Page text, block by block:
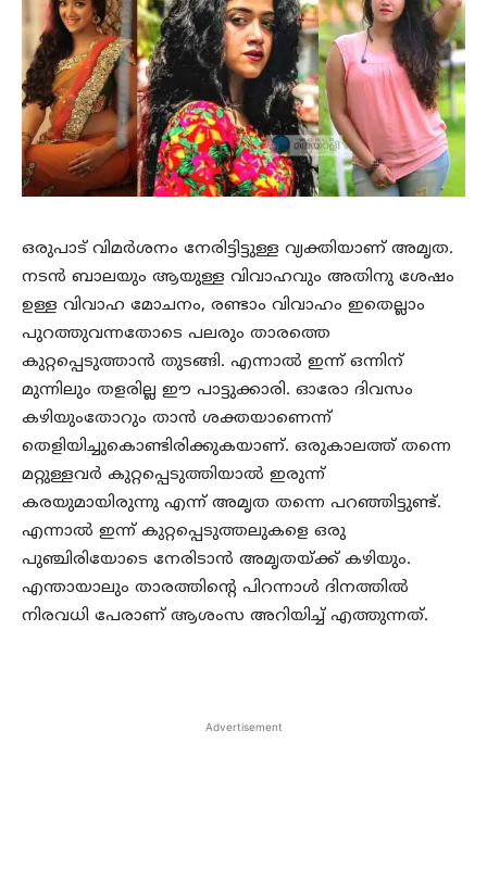
ഒരുപാട് വിമര്‍ശനം നേരിട്ടിട്ടുള്ള വ്യക്തിയാണ് അമൃത.
നടന്‍ ബാലയും ആയുള്ള വിവാഹവും അതിനു ശേഷം
ഉള്ള വിവാഹ മോചനം, രണ്ടാം വിവാഹം ഇതെല്ലാം
പുറത്തുവന്നതോടെ പലരും താരത്തെ
കുറ്റപ്പെടുത്താന്‍ തുടങ്ങി. എന്നാല്‍ ഇന്ന് ഒന്നിന്
മുന്നിലും തളരില്ല ഈ പാട്ടുക്കാരി. ഓരോ ദിവസം
കഴിയുംതോറും താന്‍ ശക്തയാണെന്ന്
തെളിയിച്ചുകൊണ്ടിരിക്കുകയാണ്. ഒരുകാലത്ത് തന്നെ
മറ്റുള്ളവര്‍ കുറ്റപ്പെടുത്തിയാല്‍ ഇരുന്ന്
കരയുമായിരുന്നു എന്ന് അമൃത തന്നെ പറഞ്ഞിട്ടുണ്ട്.
എന്നാല്‍ ഇന്ന് കുറ്റപ്പെടുത്തലുകളെ ഒരു
പുഞ്ചിരിയോടെ നേരിടാന്‍ അമൃതയ്ക്ക് കഴിയും.
എന്തായാലും താരത്തിന്റെ പിറന്നാള്‍ ദിനത്തില്‍
നിരവധി പേരാണ് ആശംസ അറിയിച്ച് എത്തുന്നത്.
Advertisement